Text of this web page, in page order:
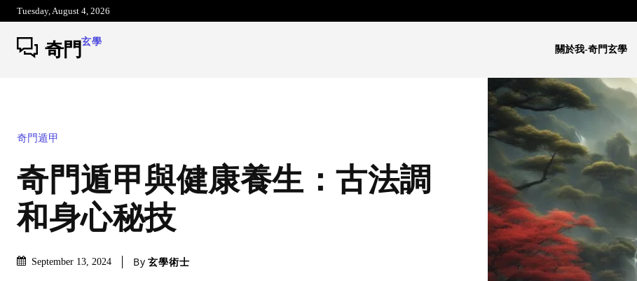
Tuesday, August 4, 2026
奇門 玄學
關於我-奇門玄學
奇門遁甲
奇門遁甲與健康養生：古法調
和身心秘技
September 13, 2024 By 玄學術士